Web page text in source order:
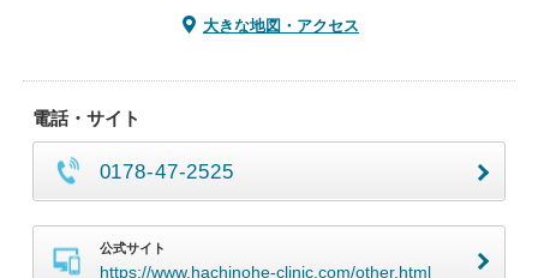
大きな地図・アクセス
電話・サイト
0178-47-2525
公式サイト
https://www.hachinohe-clinic.com/other.html